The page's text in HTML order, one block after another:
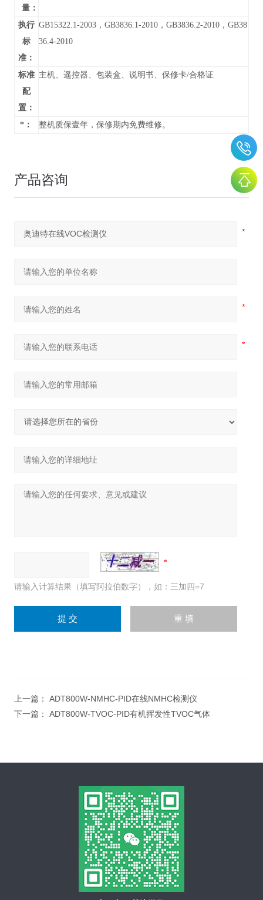
量：
执行
标
准：
GB15322.1-2003，GB3836.1-2010，GB3836.2-2010，GB38
36.4-2010
标准
配
置：
主机、遥控器、包装盒、说明书、保修卡/合格证
*： 整机质保壹年，保修期内免费维修。
产品咨询
请输入计算结果（填写阿拉伯数字），如：三加四=7
上一篇： ADT800W-NMHC-PID在线NMHC检测仪
下一篇： ADT800W-TVOC-PID有机挥发性TVOC气体